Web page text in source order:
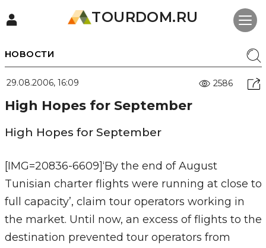
TOURDOM.RU
НОВОСТИ
29.08.2006, 16:09 2586
High Hopes for September
High Hopes for September
[IMG=20836-6609]‘By the end of August
Tunisian charter flights were running at close to
full capacity’, claim tour operators working in
the market. Until now, an excess of flights to the
destination prevented tour operators from